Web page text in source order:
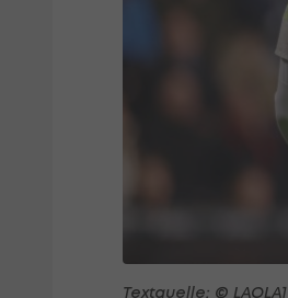
Textquelle: © LAOLA1